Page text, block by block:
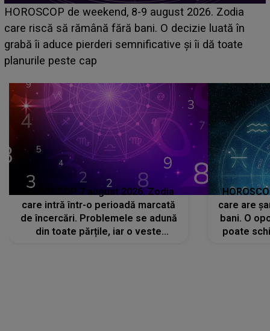
Emanuel a ținut ACEST DETALIU ASCUNS până
acum! În fața Alexandrei, concurentul din Casa Iubirii
face o MĂRTURISIRE NEAȘTEPTATĂ despre mama
sa: "I-am spus și ei în față, eu nu te iubesc pentru
HOROSCOP 7 august 2026. Zodia
care intră într-o perioadă marcată
de încercări. Problemele se adună
din toate părțile, iar o veste
care are
bani. O
poate